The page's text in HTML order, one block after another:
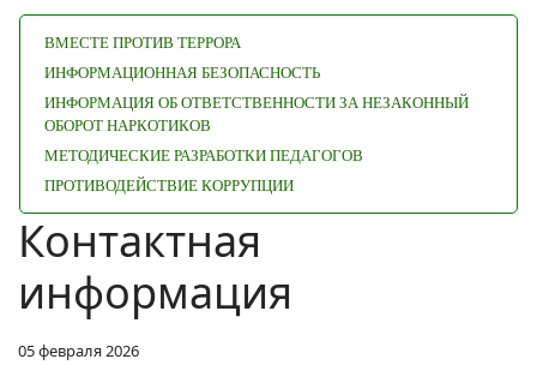
ВМЕСТЕ ПРОТИВ ТЕРРОРА
ИНФОРМАЦИОННАЯ БЕЗОПАСНОСТЬ
ИНФОРМАЦИЯ ОБ ОТВЕТСТВЕННОСТИ ЗА НЕЗАКОННЫЙ
ОБОРОТ НАРКОТИКОВ
МЕТОДИЧЕСКИЕ РАЗРАБОТКИ ПЕДАГОГОВ
ПРОТИВОДЕЙСТВИЕ КОРРУПЦИИ
Контактная
информация
05 февраля 2026